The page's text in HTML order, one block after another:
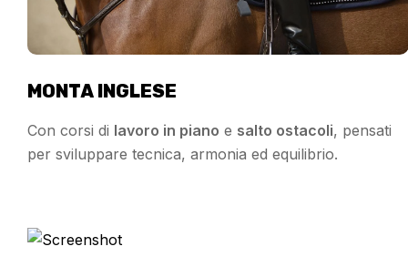
MONTA INGLESE
Con corsi di lavoro in piano e salto ostacoli, pensati
per sviluppare tecnica, armonia ed equilibrio.